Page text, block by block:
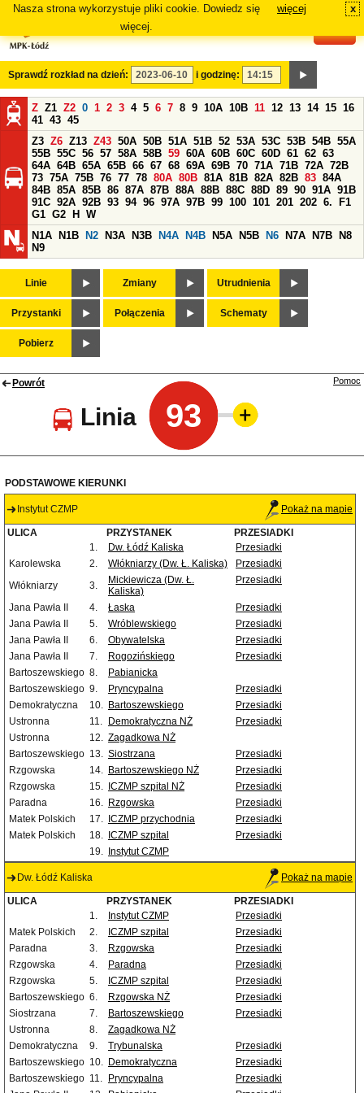
Nasza strona wykorzystuje pliki cookie. Dowiedz się
więcej.
więcej x
Sprawdź rozkład na dzień: i godzinę:
Z Z1 Z2 0 1 2 3 4 5 6 7 8 9 10A 10B 11 12 13 14 15 16
41 43 45
Z3 Z6 Z13 Z43 50A 50B 51A 51B 52 53A 53C 53B 54B 55A
55B 55C 56 57 58A 58B 59 60A 60B 60C 60D 61 62 63
64A 64B 65A 65B 66 67 68 69A 69B 70 71A 71B 72A 72B
73 75A 75B 76 77 78 80A 80B 81A 81B 82A 82B 83 84A
84B 85A 85B 86 87A 87B 88A 88B 88C 88D 89 90 91A 91B
91C 92A 92B 93 94 96 97A 97B 99 100 101 201 202 6.
F1
G1 G2 H
W
N1A
N1B N2 N3A N3B N4A N4B N5A N5B N6 N7A N7B
N8
N9
Linie Zmiany Utrudnienia
Przystanki Połączenia Schematy
Pobierz
Powrót
Linia 93
Pomoc
PODSTAWOWE KIERUNKI
Instytut CZMP Pokaż na mapie
ULICA PRZYSTANEK
PRZESIADKI
1.
Dw. Łódź Kaliska
Przesiadki
Karolewska
2. Włókniarzy (Dw. Ł. Kaliska)
Przesiadki
Włókniarzy
3.
Mickiewicza (Dw. Ł.
Kaliska)
Przesiadki
Jana Pawła II 4. Łaska
Przesiadki
Jana Pawła II
5. Wróblewskiego
Przesiadki
Jana Pawła II
6. Obywatelska
Przesiadki
Jana Pawła II
7. Rogozińskiego
Przesiadki
Bartoszewskiego 8.
Pabianicka
Bartoszewskiego 9. Pryncypalna
Przesiadki
Demokratyczna
10. Bartoszewskiego
Przesiadki
Ustronna
11. Demokratyczna NŻ
Przesiadki
Ustronna
12. Zagadkowa NŻ
Bartoszewskiego 13. Siostrzana
Przesiadki
Rzgowska
14. Bartoszewskiego NŻ
Przesiadki
Rzgowska
15. ICZMP szpital NŻ
Przesiadki
Paradna
16. Rzgowska
Przesiadki
Matek Polskich
17. ICZMP przychodnia
Przesiadki
Matek Polskich
18. ICZMP szpital
Przesiadki
19.
Instytut CZMP
Dw. Łódź Kaliska Pokaż na mapie
ULICA PRZYSTANEK
PRZESIADKI
1.
Instytut CZMP
Przesiadki
Matek Polskich
2. ICZMP szpital
Przesiadki
Paradna
3. Rzgowska
Przesiadki
Rzgowska
4. Paradna
Przesiadki
Rzgowska
5. ICZMP szpital
Przesiadki
Bartoszewskiego 6. Rzgowska NŻ
Przesiadki
Siostrzana
7. Bartoszewskiego
Przesiadki
Ustronna
8.
Zagadkowa NŻ
Demokratyczna
9. Trybunalska
Przesiadki
Bartoszewskiego 10. Demokratyczna
Przesiadki
Bartoszewskiego 11. Pryncypalna
Przesiadki